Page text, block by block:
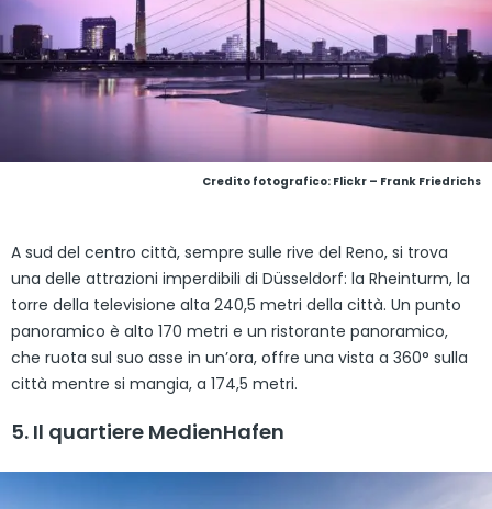
Credito fotografico: Flickr – Frank Friedrichs
A sud del centro città, sempre sulle rive del Reno, si trova
una delle attrazioni imperdibili di Düsseldorf: la Rheinturm, la
torre della televisione alta 240,5 metri della città. Un punto
panoramico è alto 170 metri e un ristorante panoramico,
che ruota sul suo asse in un’ora, offre una vista a 360° sulla
città mentre si mangia, a 174,5 metri.
5. Il quartiere MedienHafen